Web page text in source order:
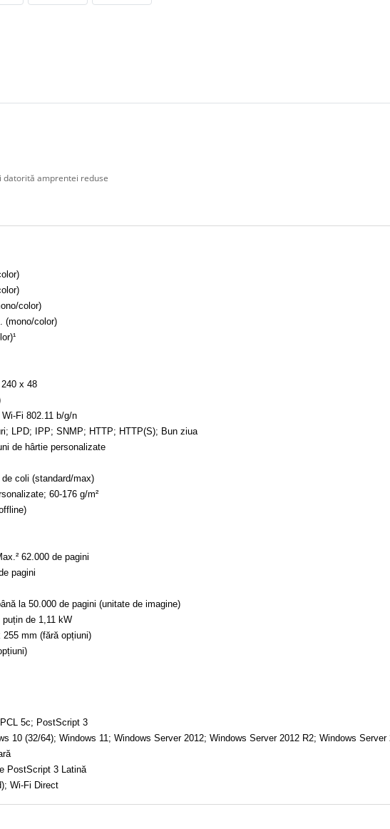
datorită amprentei reduse
color)
(mono/color)
x 48
Fi 802.11 b/g/n
LPD; IPP; SNMP; HTTP; HTTP(S); Bun ziua
de hârtie personalizate
coli (standard/max)
60-176 g/m²
62.000 de pagini
pagini
la 50.000 de pagini (unitate de imagine)
de 1,11 kW
255 mm (fără opțiuni)
5c; PostScript 3
10 (32/64); Windows 11; Windows Server 2012; Windows Server 2012 R2; Windows
PostScript 3 Latină
Wi-Fi Direct